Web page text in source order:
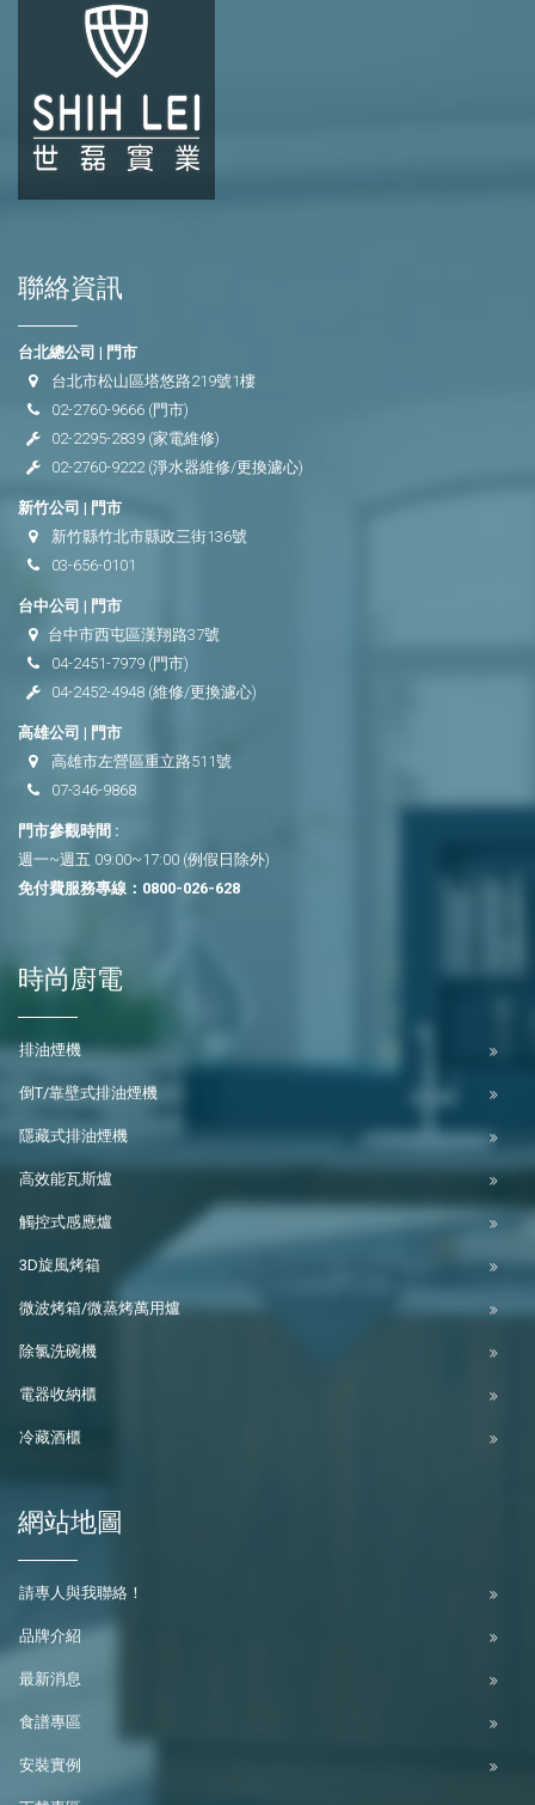
聯絡資訊
台北總公司 | 門市
台北市松山區塔悠路219號1樓
02-2760-9666 (門市)
02-2295-2839 (家電維修)
02-2760-9222(淨水器維修/更換濾心)
新竹公司 | 門市
新竹縣竹北市縣政三街136號
03-656-0101
台中公司 | 門市
台中市西屯區漢翔路37號
04-2451-7979 (門市)
04-2452-4948 (維修/更換濾心)
高雄公司 | 門市
高雄市左營區重立路511號
07-346-9868
門市參觀時間 :
週一~週五 09:00~17:00 (例假日除外)
免付費服務專線： 0800-026-628
時尚廚電
排油煙機
倒T/靠壁式排油煙機
隱藏式排油煙機
高效能瓦斯爐
觸控式感應爐
3D旋風烤箱
微波烤箱/微蒸烤萬用爐
除氯洗碗機
電器收納櫃
冷藏酒櫃
網站地圖
請專人與我聯絡！
品牌介紹
最新消息
食譜專區
安裝實例